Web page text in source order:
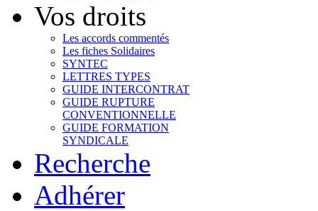
Vos droits
Les accords commentés
Les fiches Solidaires
SYNTEC
LETTRES TYPES
GUIDE INTERCONTRAT
GUIDE RUPTURE
CONVENTIONNELLE
GUIDE FORMATION
SYNDICALE
Recherche
Adhérer